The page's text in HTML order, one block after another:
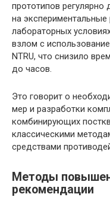
прототипов
на экспериментальные
лабораторных
взлом с
NTRU, что снизило
до часов.
Это говорит о
мер и разработки
комбинирующих
классическими
средствами
Методы
рекомендации